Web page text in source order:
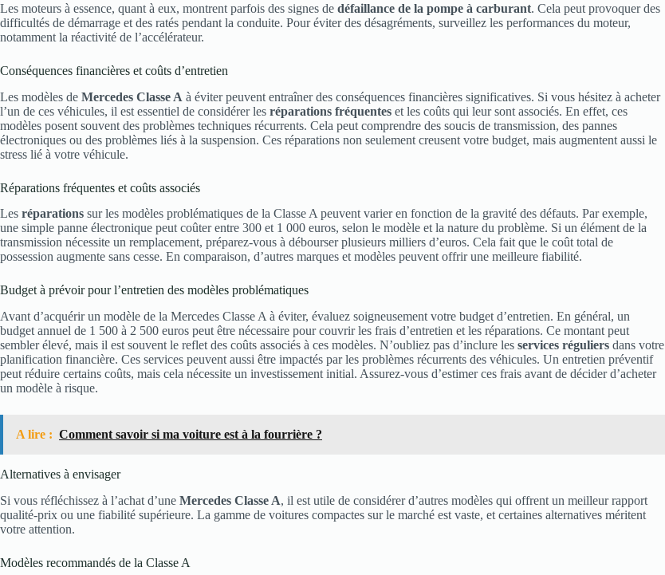
Les moteurs à essence, quant à eux, montrent parfois des signes de défaillance de la pompe à carburant. Cela peut provoquer des
difficultés de démarrage et des ratés pendant la conduite. Pour éviter des désagréments, surveillez les performances du moteur,
notamment la réactivité de l’accélérateur.
Conséquences financières et coûts d’entretien
Les modèles de Mercedes Classe A à éviter peuvent entraîner des conséquences financières significatives. Si vous hésitez à acheter
l’un de ces véhicules, il est essentiel de considérer les réparations fréquentes et les coûts qui leur sont associés. En effet, ces
modèles posent souvent des problèmes techniques récurrents. Cela peut comprendre des soucis de transmission, des pannes
électroniques ou des problèmes liés à la suspension. Ces réparations non seulement creusent votre budget, mais augmentent aussi le
stress lié à votre véhicule.
Réparations fréquentes et coûts associés
Les réparations sur les modèles problématiques de la Classe A peuvent varier en fonction de la gravité des défauts. Par exemple,
une simple panne électronique peut coûter entre 300 et 1 000 euros, selon le modèle et la nature du problème. Si un élément de la
transmission nécessite un remplacement, préparez-vous à débourser plusieurs milliers d’euros. Cela fait que le coût total de
possession augmente sans cesse. En comparaison, d’autres marques et modèles peuvent offrir une meilleure fiabilité.
Budget à prévoir pour l’entretien des modèles problématiques
Avant d’acquérir un modèle de la Mercedes Classe A à éviter, évaluez soigneusement votre budget d’entretien. En général, un
budget annuel de 1 500 à 2 500 euros peut être nécessaire pour couvrir les frais d’entretien et les réparations. Ce montant peut
sembler élevé, mais il est souvent le reflet des coûts associés à ces modèles. N’oubliez pas d’inclure les services réguliers dans votre
planification financière. Ces services peuvent aussi être impactés par les problèmes récurrents des véhicules. Un entretien préventif
peut réduire certains coûts, mais cela nécessite un investissement initial. Assurez-vous d’estimer ces frais avant de décider d’acheter
un modèle à risque.
A lire : Comment savoir si ma voiture est à la fourrière ?
Alternatives à envisager
Si vous réfléchissez à l’achat d’une Mercedes Classe A, il est utile de considérer d’autres modèles qui offrent un meilleur rapport
qualité-prix ou une fiabilité supérieure. La gamme de voitures compactes sur le marché est vaste, et certaines alternatives méritent
votre attention.
Modèles recommandés de la Classe A